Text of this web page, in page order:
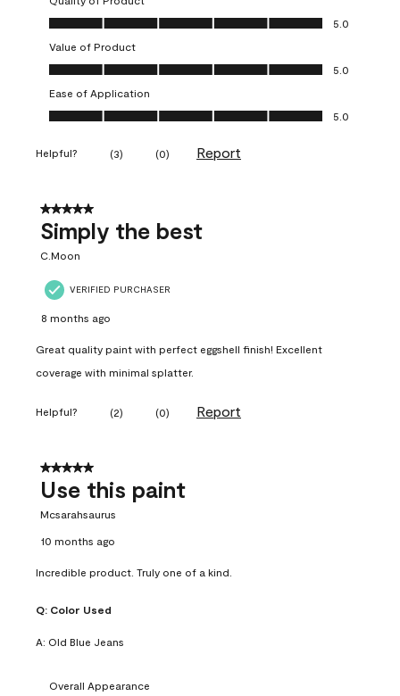
Quality of Product, 5.0 out of 5
5.0
Value of Product
Value of Product, 5.0 out of 5
5.0
Ease of Application
Ease of Application, 5.0 out of 5
5.0
Helpful? (3) (0) Report
5 out of 5 stars.
Simply the best
C.Moon
VERIFIED PURCHASER
8 months ago
Great quality paint with perfect eggshell finish! Excellent
coverage with minimal splatter.
Helpful? (2) (0) Report
5 out of 5 stars.
Use this paint
Mcsarahsaurus
10 months ago
Incredible product. Truly one of a kind.
Q: Color Used
A: Old Blue Jeans
Overall Appearance